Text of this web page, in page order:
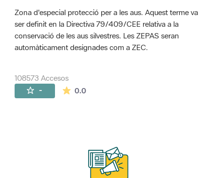
Zona d'especial protecció per a les aus. Aquest terme va
ser definit en la Directiva 79/409/CEE relativa a la
conservació de les aus silvestres. Les ZEPAS seran
automàticament designades com a ZEC.
108573 Accesos
- 0.0La valoración media es de 0 estrellas de